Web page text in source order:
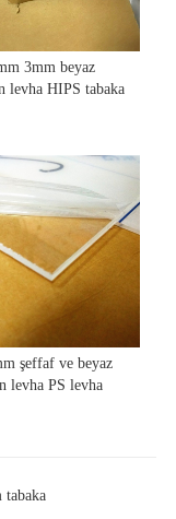
3mm beyaz
levha HIPS tabaka
şeffaf ve beyaz
levha PS levha
tabaka